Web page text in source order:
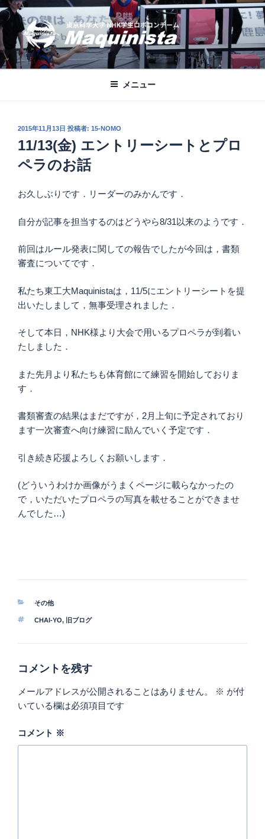
コ
ン
テ
ン
ツ
MAQUINISTA
東京科学大学NHKロボコンチーム公式ブログ
メニュー
投
稿
日:
2015年11月13日 投稿者: 15-NOMO
11/13(金) エントリーシートとプロ
ペラのお話
お久しぶりです．リーダーのみかんです．
自分が記事を担当するのはどうやら8/31以来のようです．
前回はルール発表に関しての報告でしたが今回は，書類
審査についてです．
私たち東工大Maquinistaは，11/5にエントリーシートを提
出いたしまして，無事受理されました．
そして本日，NHK様より大会で用いるプロペラが到着い
たしました．
また先月より私たちも体育館にて練習を開始しておりま
す．
書類審査の結果はまだですが，2月上旬に予定されており
ます一次審査へ向け練習に励んでいく予定です．
引き続き応援よろしくお願いします．
(どういうわけか画像がうまくページに載らなかったの
で，いただいたプロペラの写真を載せることができませ
んでした…)
カ
ゴ
ー
その他
タ
CHAI-YO, 旧ブログ
コメントを残す
メールアドレスが公開されることはありません。 ※ が付
いている欄は必須項目です
コメント ※